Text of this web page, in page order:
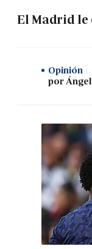
El Madrid le
Opinión
por